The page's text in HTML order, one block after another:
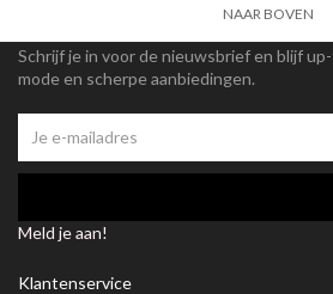
NAAR BOVEN
Schrijf je in voor de nieuwsbrief en blijf
mode en scherpe aanbiedingen.
Meld je aan!
Klantenservice